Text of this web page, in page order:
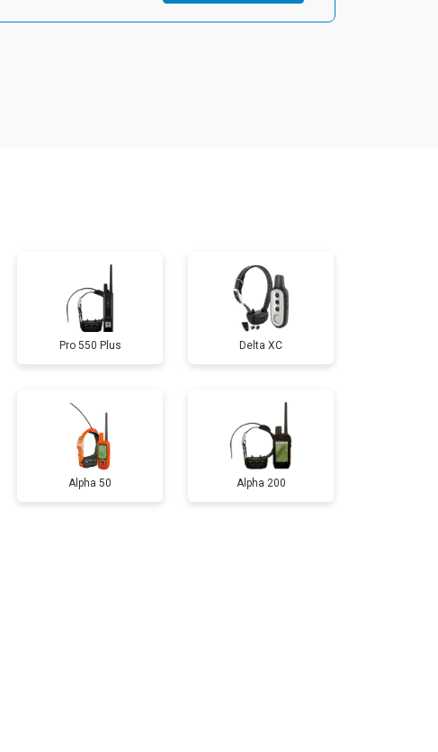
от 500 ₽ Заказать
Pro 550 Plus Delta XC
Alpha 50 Alpha 200